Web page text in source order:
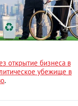
открытие бизнеса в
убежище в
.